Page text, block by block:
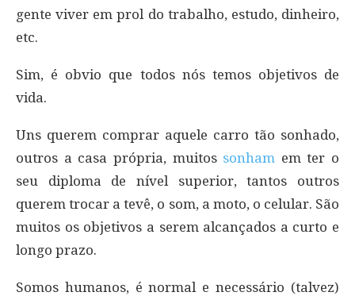
gente viver em prol do trabalho, estudo, dinheiro,
etc.
Sim, é obvio que todos nós temos objetivos de
vida.
Uns querem comprar aquele carro tão sonhado,
outros a casa própria, muitos sonham em ter o
seu diploma de nível superior, tantos outros
querem trocar a tevê, o som, a moto, o celular. São
muitos os objetivos a serem alcançados a curto e
longo prazo.
Somos humanos, é normal e necessário (talvez)